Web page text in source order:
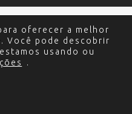
oferecer a melhor
Você pode descobrir
usando ou
.
Banner